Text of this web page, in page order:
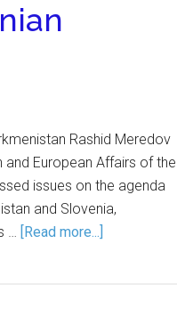
Rashid Meredov
European Affairs of the
issues on the agenda
and Slovenia,
… [Read more...]